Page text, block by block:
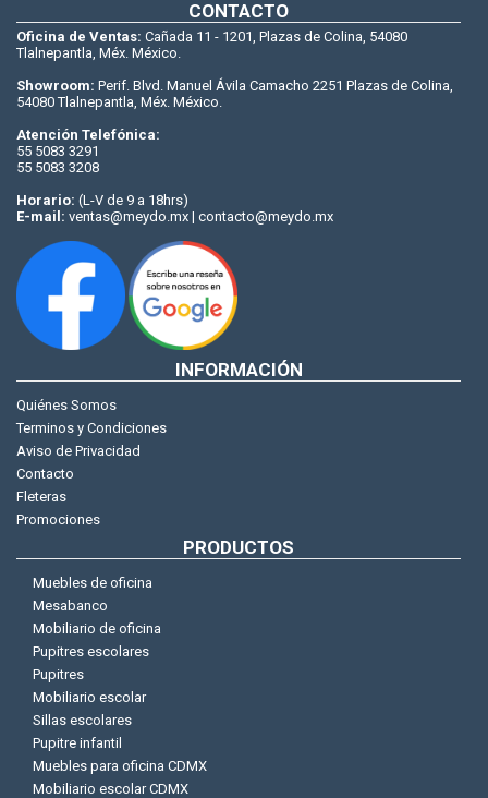
CONTACTO
Oficina de Ventas: Cañada 11 - 1201, Plazas de Colina, 54080
Tlalnepantla, Méx. México.
Showroom: Perif. Blvd. Manuel Ávila Camacho 2251 Plazas de Colina,
54080 Tlalnepantla, Méx. México.
Atención Telefónica:
55 5083 3291
55 5083 3208
Horario: (L-V de 9 a 18hrs)
E-mail: ventas@meydo.mx | contacto@meydo.mx
INFORMACIÓN
Quiénes Somos
Terminos y Condiciones
Aviso de Privacidad
Contacto
Fleteras
Promociones
PRODUCTOS
Muebles de oficina
Mesabanco
Mobiliario de oficina
Pupitres escolares
Pupitres
Mobiliario escolar
Sillas escolares
Pupitre infantil
Muebles para oficina CDMX
Mobiliario escolar CDMX